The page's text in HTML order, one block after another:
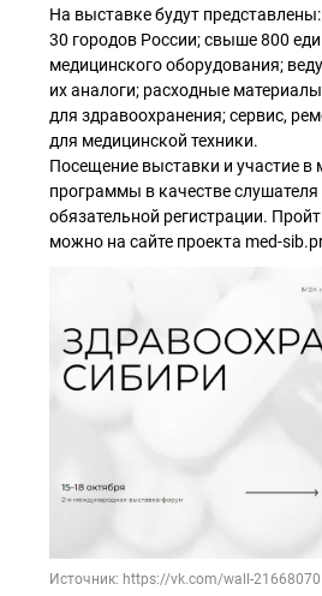
На выставке будут
30 городов России; свыше 800
медицинского оборудования;
их аналоги; расходные
для здравоохранения; сервис,
для медицинской техники.
Посещение выставки и участие в
программы в качестве слушателя
обязательной регистрации.
можно на сайте проекта med-
Источник: https://vk.com/wall-